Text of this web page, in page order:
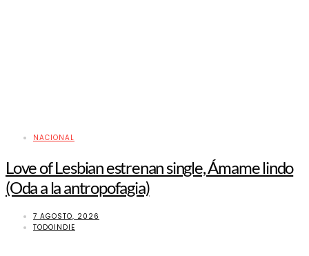
NACIONAL
Love of Lesbian estrenan single, Ámame lindo
(Oda a la antropofagia)
7 AGOSTO, 2026
TODOINDIE